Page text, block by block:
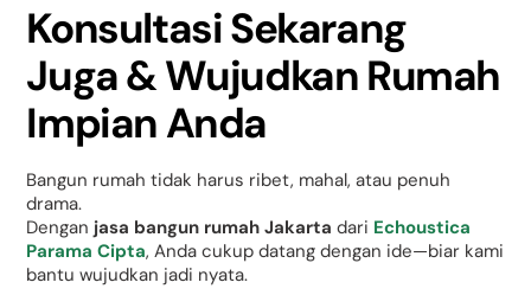
Konsultasi Sekarang
Juga & Wujudkan Rumah
Impian Anda
Bangun rumah tidak harus ribet, mahal, atau penuh
drama.
Dengan jasa bangun rumah Jakarta dari Echoustica
Parama Cipta, Anda cukup datang dengan ide—biar kami
bantu wujudkan jadi nyata.